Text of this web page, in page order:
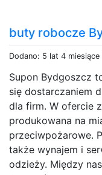
buty robocze
Dodano: 5 lat 4 miesiące
Supon Bydgoszcz
się dostarczaniem
dla firm. W ofercie
produkowana na
przeciwpożarowe.
także wynajem i
odzieży. Między